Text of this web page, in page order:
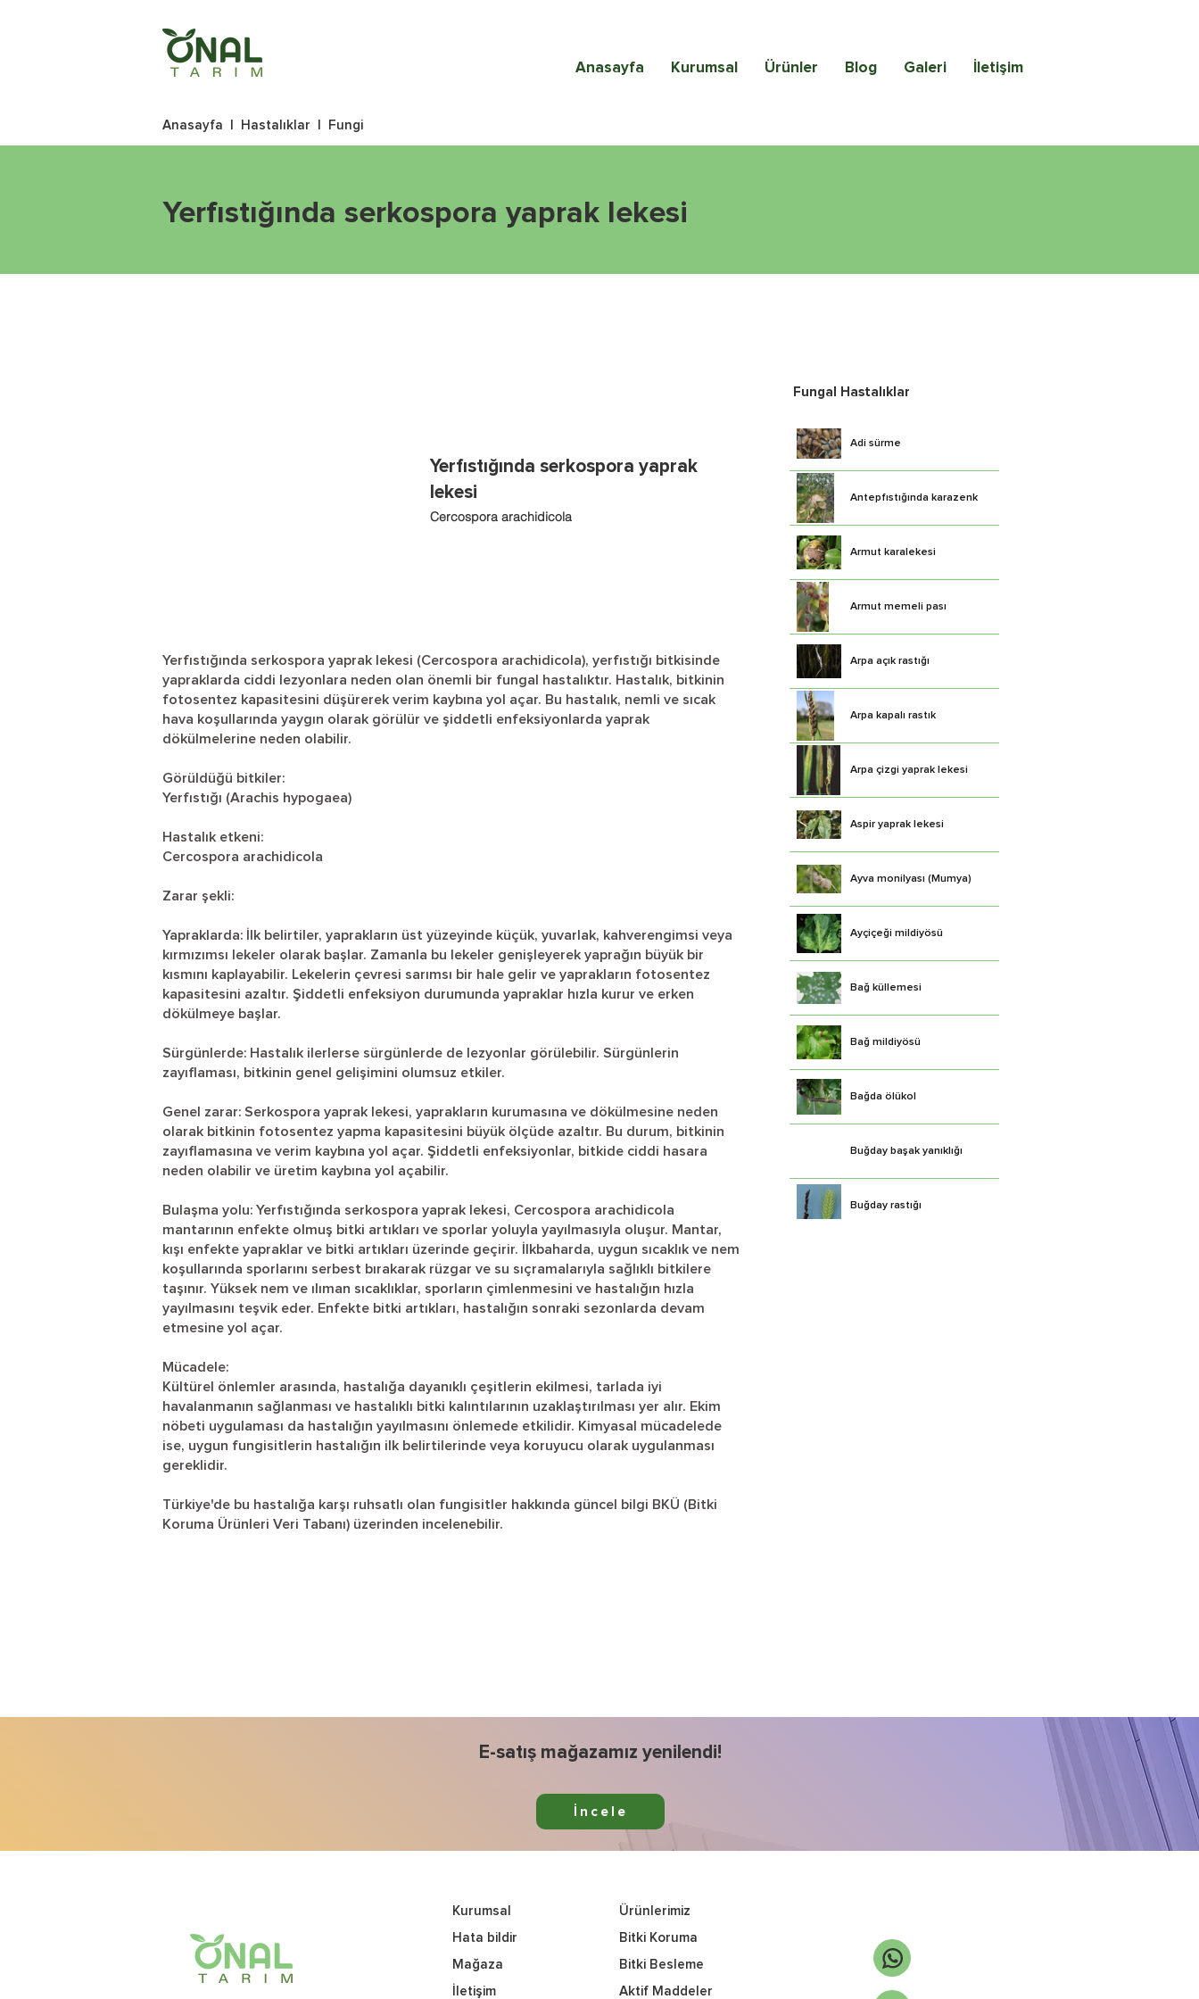
Anasayfa Kurumsal Ürünler Blog Galeri İletişim
Anasayfa Hastalıklar Fungi
Yerfıstığında serkospora yaprak lekesi
Yerfıstığında serkospora yaprak
lekesi
Cercospora arachidicola
Yerfıstığında serkospora yaprak lekesi (Cercospora arachidicola), yerfıstığı bitkisinde
yapraklarda ciddi lezyonlara neden olan önemli bir fungal hastalıktır. Hastalık, bitkinin
fotosentez kapasitesini düşürerek verim kaybına yol açar. Bu hastalık, nemli ve sıcak
hava koşullarında yaygın olarak görülür ve şiddetli enfeksiyonlarda yaprak
dökülmelerine neden olabilir.
Görüldüğü bitkiler:
Yerfıstığı (Arachis hypogaea)
Hastalık etkeni:
Cercospora arachidicola
Zarar şekli:
Yapraklarda: İlk belirtiler, yaprakların üst yüzeyinde küçük, yuvarlak, kahverengimsi veya
kırmızımsı lekeler olarak başlar. Zamanla bu lekeler genişleyerek yaprağın büyük bir
kısmını kaplayabilir. Lekelerin çevresi sarımsı bir hale gelir ve yaprakların fotosentez
kapasitesini azaltır. Şiddetli enfeksiyon durumunda yapraklar hızla kurur ve erken
dökülmeye başlar.
Sürgünlerde: Hastalık ilerlerse sürgünlerde de lezyonlar görülebilir. Sürgünlerin
zayıflaması, bitkinin genel gelişimini olumsuz etkiler.
Genel zarar: Serkospora yaprak lekesi, yaprakların kurumasına ve dökülmesine neden
olarak bitkinin fotosentez yapma kapasitesini büyük ölçüde azaltır. Bu durum, bitkinin
zayıflamasına ve verim kaybına yol açar. Şiddetli enfeksiyonlar, bitkide ciddi hasara
neden olabilir ve üretim kaybına yol açabilir.
Bulaşma yolu: Yerfıstığında serkospora yaprak lekesi, Cercospora arachidicola
mantarının enfekte olmuş bitki artıkları ve sporlar yoluyla yayılmasıyla oluşur. Mantar,
kışı enfekte yapraklar ve bitki artıkları üzerinde geçirir. İlkbaharda, uygun sıcaklık ve nem
koşullarında sporlarını serbest bırakarak rüzgar ve su sıçramalarıyla sağlıklı bitkilere
taşınır. Yüksek nem ve ılıman sıcaklıklar, sporların çimlenmesini ve hastalığın hızla
yayılmasını teşvik eder. Enfekte bitki artıkları, hastalığın sonraki sezonlarda devam
etmesine yol açar.
Mücadele:
Kültürel önlemler arasında, hastalığa dayanıklı çeşitlerin ekilmesi, tarlada iyi
havalanmanın sağlanması ve hastalıklı bitki kalıntılarının uzaklaştırılması yer alır. Ekim
nöbeti uygulaması da hastalığın yayılmasını önlemede etkilidir. Kimyasal mücadelede
ise, uygun fungisitlerin hastalığın ilk belirtilerinde veya koruyucu olarak uygulanması
gereklidir.
Türkiye'de bu hastalığa karşı ruhsatlı olan fungisitler hakkında güncel bilgi BKÜ (Bitki
Koruma Ürünleri Veri Tabanı) üzerinden incelenebilir.
Fungal Hastalıklar
Adi sürme
Antepfıstığında karazenk
Armut karalekesi
Armut memeli pası
Arpa açık rastığı
Arpa kapalı rastık
Arpa çizgi yaprak lekesi
Aspir yaprak lekesi
Ayva monilyası (Mumya)
Ayçiçeği mildiyösü
Bağ küllemesi
Bağ mildiyösü
Bağda ölükol
Buğday başak yanıklığı
Buğday rastığı
Ispanak mildiyösü
E-satış mağazamız yenilendi!
İncele
Kurumsal
Hata bildir
Mağaza
İletişim
Ürünlerimiz
Bitki Koruma
Bitki Besleme
Aktif Maddeler